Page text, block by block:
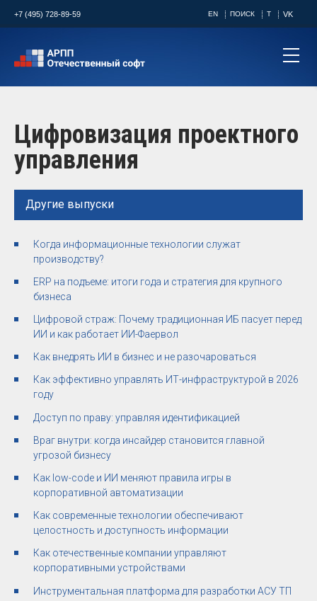
+7 (495) 728-89-59 EN ПОИСК T VK
Цифровизация проектного
управления
Другие выпуски
Когда информационные технологии служат
производству?
ERP на подъеме: итоги года и стратегия для крупного
бизнеса
Цифровой страж: Почему традиционная ИБ пасует перед
ИИ и как работает ИИ-Фаервол
Как внедрять ИИ в бизнес и не разочароваться
Как эффективно управлять ИТ-инфраструктурой в 2026
году
Доступ по праву: управляя идентификацией
Враг внутри: когда инсайдер становится главной
угрозой бизнесу
Как low-code и ИИ меняют правила игры в
корпоративной автоматизации
Как современные технологии обеспечивают
целостность и доступность информации
Как отечественные компании управляют
корпоративными устройствами
Инструментальная платформа для разработки АСУ ТП